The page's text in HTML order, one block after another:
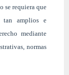
se requiera que
tan amplios e
mediante
normas